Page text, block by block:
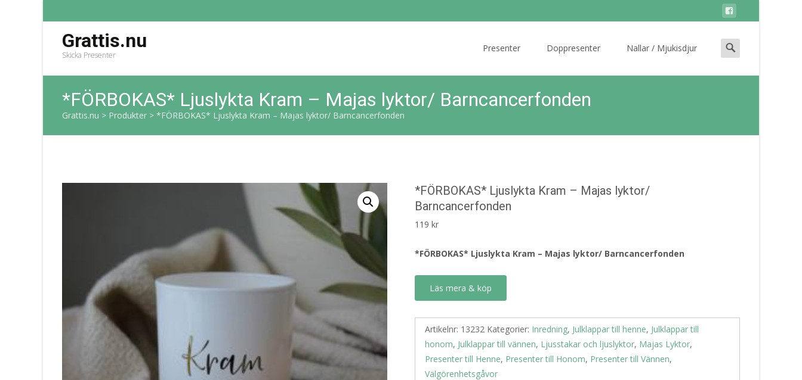
Grattis.nu
Skicka Presenter
Presenter Doppresenter Nallar / Mjukisdjur
Search
for:
*FÖRBOKAS* Ljuslykta Kram – Majas lyktor/ Barncancerfonden
Grattis.nu > Produkter > *FÖRBOKAS* Ljuslykta Kram – Majas lyktor/ Barncancerfonden
*FÖRBOKAS* Ljuslykta Kram – Majas lyktor/
Barncancerfonden
119 kr
*FÖRBOKAS* Ljuslykta Kram – Majas lyktor/ Barncancerfonden
Läs mera & köp
Artikelnr: 13232 Kategorier: Inredning, Julklappar till henne, Julklappar till
honom, Julklappar till vännen, Ljusstakar och ljuslyktor, Majas Lyktor,
Presenter till Henne, Presenter till Honom, Presenter till Vännen,
Välgörenhetsgåvor